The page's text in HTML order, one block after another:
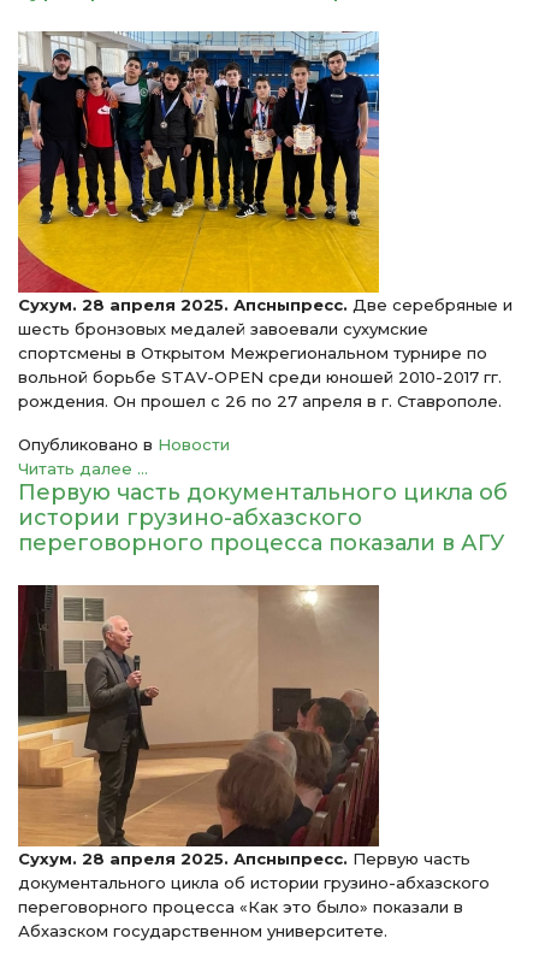
Сухум. 28 апреля 2025. Апсныпресс. Две серебряные и
шесть бронзовых медалей завоевали сухумские
спортсмены в Открытом Межрегиональном турнире по
вольной борьбе STAV-OPEN среди юношей 2010-2017 гг.
рождения. Он прошел с 26 по 27 апреля в г. Ставрополе.
Опубликовано в Новости
Читать далее ...
Первую часть документального цикла об
истории грузино-абхазского
переговорного процесса показали в АГУ
Сухум. 28 апреля 2025. Апсныпресс. Первую часть
документального цикла об истории грузино-абхазского
переговорного процесса «Как это было» показали в
Абхазском государственном университете.